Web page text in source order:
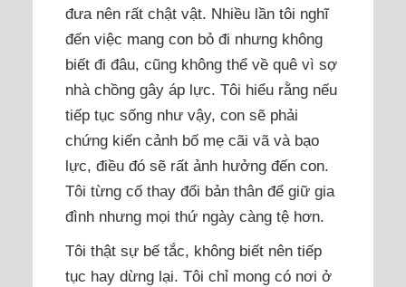
đưa nên rất chật vật. Nhiều lần tôi nghĩ
đến việc mang con bỏ đi nhưng không
biết đi đâu, cũng không thể về quê vì sợ
nhà chồng gây áp lực. Tôi hiểu rằng nếu
tiếp tục sống như vậy, con sẽ phải
chứng kiến cảnh bố mẹ cãi vã và bạo
lực, điều đó sẽ rất ảnh hưởng đến con.
Tôi từng cố thay đổi bản thân để giữ gia
đình nhưng mọi thứ ngày càng tệ hơn.
Tôi thật sự bế tắc, không biết nên tiếp
tục hay dừng lại. Tôi chỉ mong có nơi ở